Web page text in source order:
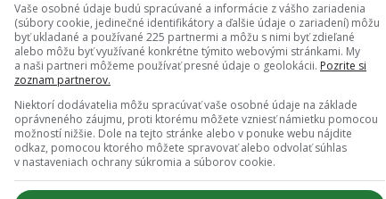
Slovenská národná galéria
Galérie Ľudovíta Fullu
umelcom v 20. storočí. Jeho význam je taký veľký, že má
Vaše osobné údaje budú spracúvané a informácie z vášho zariadenia
(súbory cookie, jedinečné identifikátory a ďalšie údaje o zariadení) môžu
byť ukladané a používané 225 partnermi a môžu s nimi byť zdieľané
alebo môžu byť využívané konkrétne týmito webovými stránkami. My
a naši partneri môžeme používať presné údaje o geolokácii. Pozrite si
zoznam partnerov.
Niektorí dodávatelia môžu spracúvať vaše osobné údaje na základe
oprávneného záujmu, proti ktorému môžete vzniesť námietku pomocou
možností nižšie. Dole na tejto stránke alebo v ponuke webu nájdite
odkaz, pomocou ktorého môžete spravovať alebo odvolať súhlas
v nastaveniach ochrany súkromia a súborov cookie.